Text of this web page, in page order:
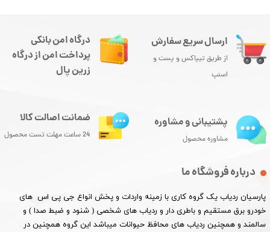
ارسال سریع سفارش
از طریق تیپاکس و پست و
اسنپ
درباره فروشگاه ما
پارسیان ردیاب یک گروه کاری با زمینه واردات و پخش انواع جی پی اس های
خودرو برق مستقیم و باطری دار و ردیاب های شخصی ( شنود و ضبط صدا ) و
سالمند و همچنین ردیاب های محافظ حیوانات میباشد این گروه همچنین در
درگاه امن بانکی
پرداخت امن از درگاه
زرین پال
پشتیبانی و مشاوره
مشاوره محصول
ضمانت اصالت کالا
24 ساعت مهلت تست محصول